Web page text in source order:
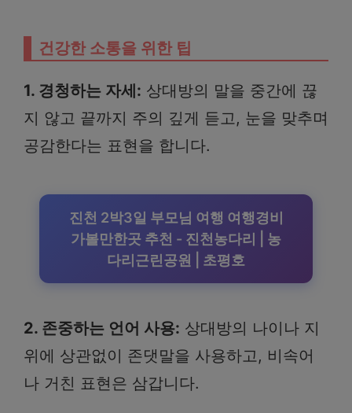
건강한 소통을 위한 팁
1. 경청하는 자세: 상대방의 말을 중간에 끊
지 않고 끝까지 주의 깊게 듣고, 눈을 맞추며
공감한다는 표현을 합니다.
진천 2박3일 부모님 여행 여행경비
가볼만한곳 추천 - 진천농다리 | 농
다리근린공원 | 초평호
2. 존중하는 언어 사용: 상대방의 나이나 지
위에 상관없이 존댓말을 사용하고, 비속어
나 거친 표현은 삼갑니다.